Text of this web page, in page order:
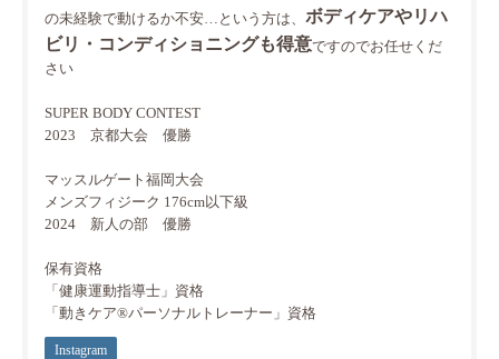
の未経験で動けるか不安…という方は、 ボディケアやリハ
ビリ・コンディショニングも得意ですのでお任せくだ
さい
SUPER BODY CONTEST
2023 京都大会 優勝
マッスルゲート福岡大会
メンズフィジーク 176cm以下級
2024 新人の部 優勝
保有資格
「健康運動指導士」資格
「動きケア®パーソナルトレーナー」資格
Instagram